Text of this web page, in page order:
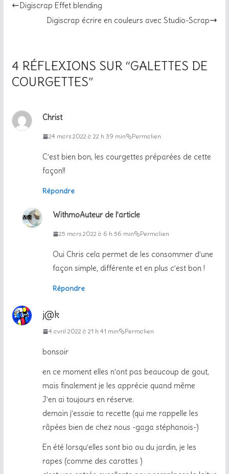
Digiscrap Effet blending
Digiscrap écrire en couleurs avec Studio-Scrap
4 RÉFLEXIONS SUR “GALETTES DE
COURGETTES”
Christ
24 mars 2022 à 22 h 39 min Permalien
C’est bien bon, les courgettes préparées de cette
façon!!
Répondre
WithmoAuteur de l’article
25 mars 2022 à 6 h 56 min Permalien
Oui Chris cela permet de les consommer d’une
façon simple, différente et en plus c’est bon !
Répondre
j@k
4 avril 2022 à 21 h 41 min Permalien
bonsoir
en ce moment elles n’ont pas beaucoup de gout,
mais finalement je les apprécie quand même
J’en ai toujours en réserve.
demain j’essaie ta recette (qui me rappelle les
râpées bien de chez nous -gaga stéphanois-)
En été lorsqu’elles sont bio ou du jardin, je les
rapes (comme des carottes )